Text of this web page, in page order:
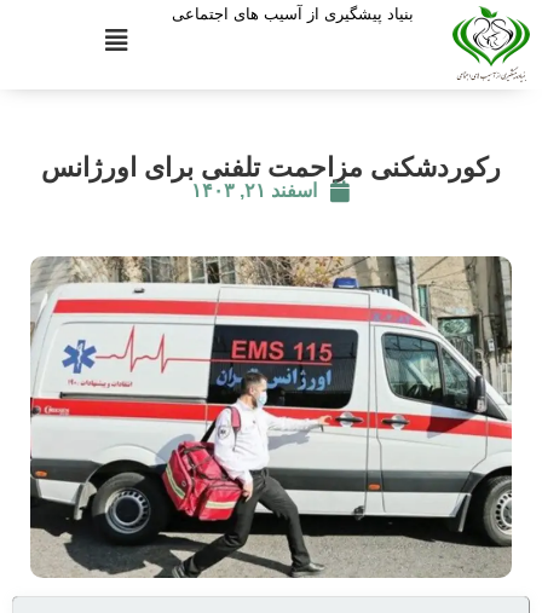
بنیاد پیشگیری از آسیب های اجتماعی
رکوردشکنی مزاحمت تلفنی برای اورژانس
اسفند ۲۱, ۱۴۰۳